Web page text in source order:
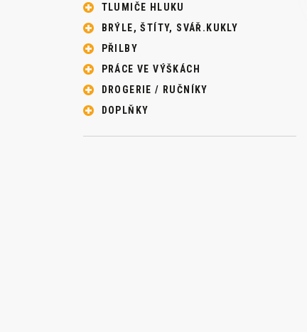
TLUMIČE HLUKU
BRÝLE, ŠTÍTY, SVÁŘ.KUKLY
PŘILBY
PRÁCE VE VÝŠKÁCH
DROGERIE / RUČNÍKY
DOPLŇKY